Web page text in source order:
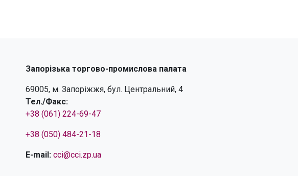
Запорізька торгово-промислова палата
69005, м. Запоріжжя, бул. Центральний, 4
Тел./Факс:
+38 (061) 224-69-47
+38 (050) 484-21-18
E-mail: cci@cci.zp.ua